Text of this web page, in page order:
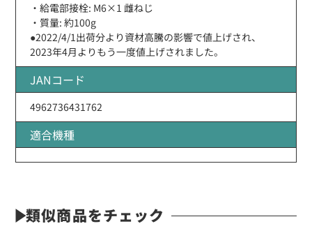
・給電部接栓: M6×1 雌ねじ
・質量: 約100g
●2022/4/1出荷分より資材高騰の影響で値上げされ、
2023年4月よりもう一度値上げされました。
JANコード
4962736431762
適合機種
類似商品をチェック